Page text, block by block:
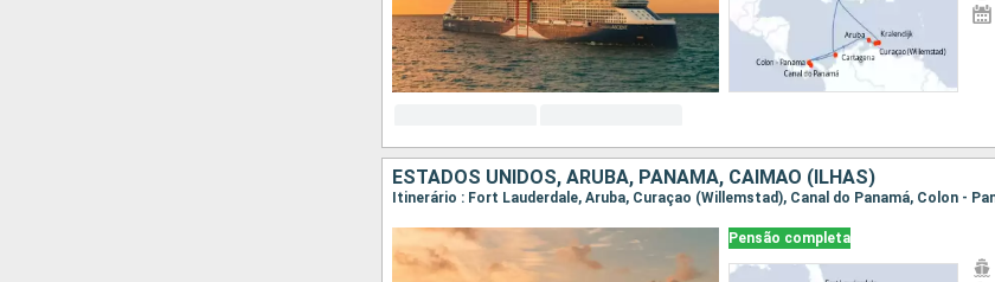
ESTADOS UNIDOS, ARUBA, PANAMA, CAIMÃO (ILHAS)
Pensão completa